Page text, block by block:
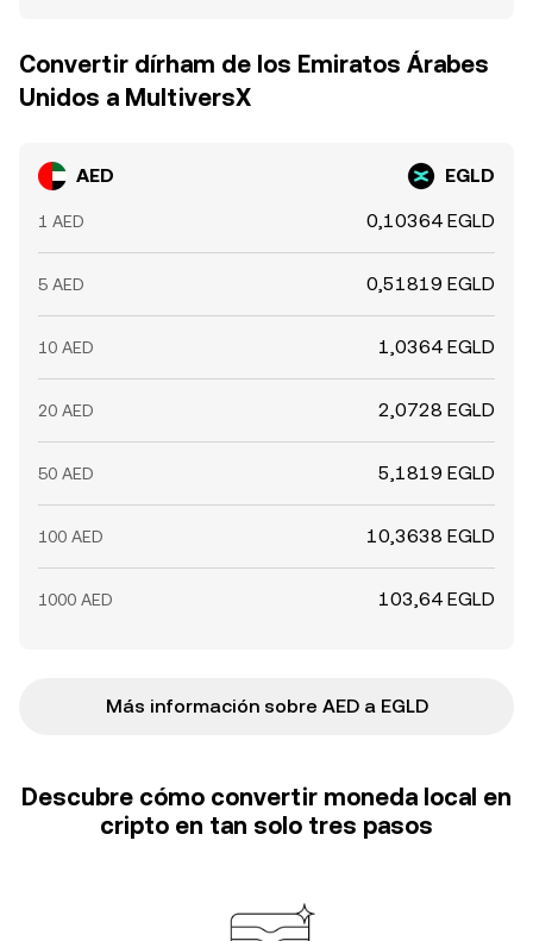
Convertir dírham de los Emiratos Árabes
Unidos a MultiversX
AED EGLD
1 AED 0,10364 EGLD
5 AED 0,51819 EGLD
10 AED 1,0364 EGLD
20 AED 2,0728 EGLD
50 AED 5,1819 EGLD
100 AED 10,3638 EGLD
1000 AED 103,64 EGLD
Más información sobre AED a EGLD
Descubre cómo convertir moneda local en
cripto en tan solo tres pasos